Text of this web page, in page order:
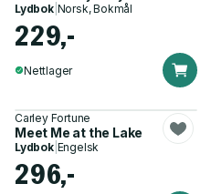
Lydbok| Norsk, Bokmål
229,-
Nettlager
Carley Fortune
Meet Me at the Lake
Lydbok| Engelsk
296,-